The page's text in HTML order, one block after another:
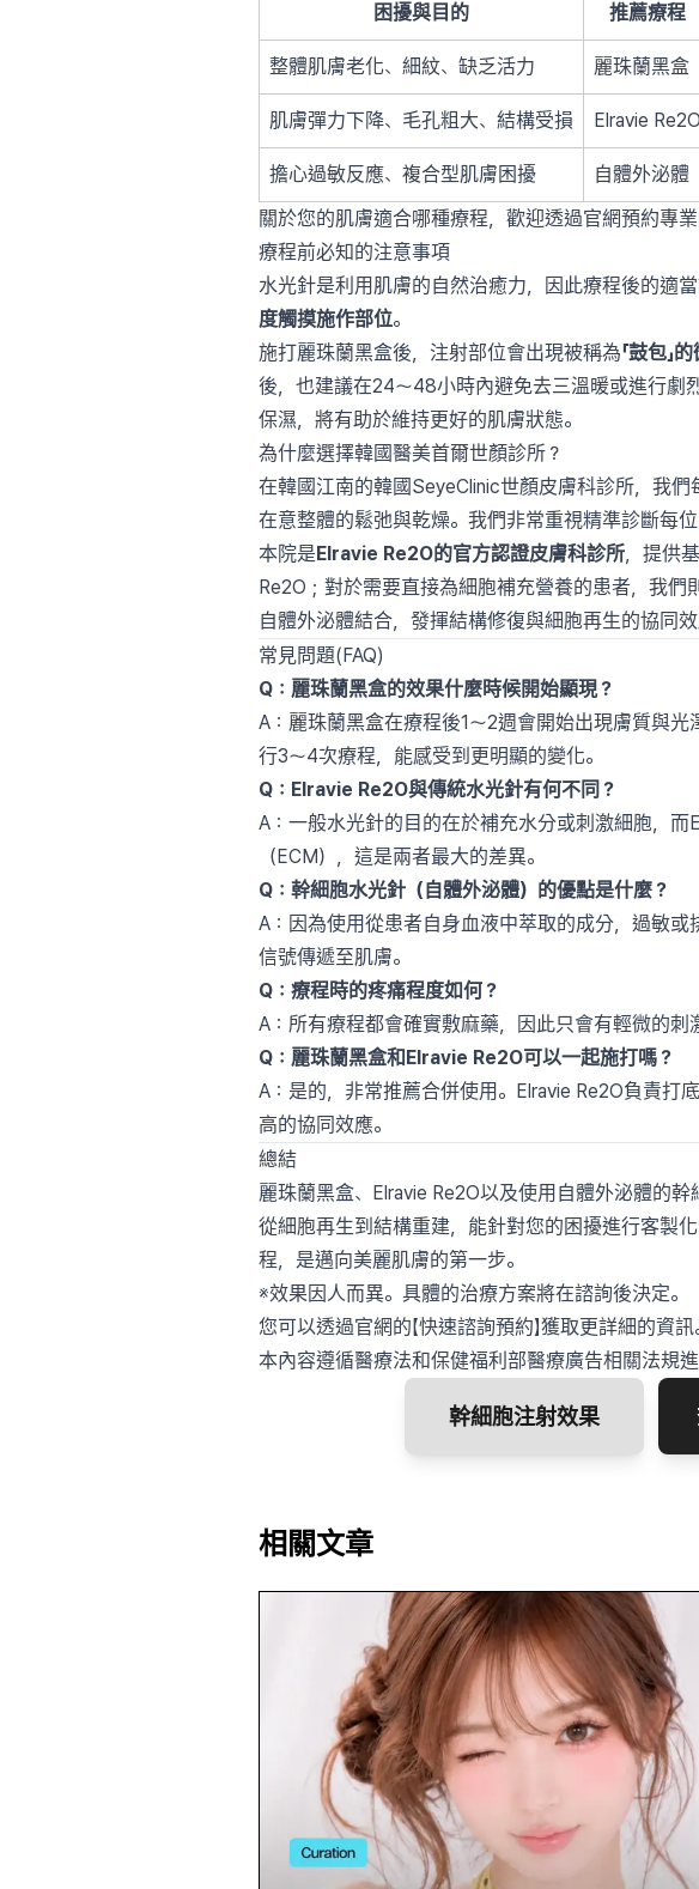
困擾與目的
推薦療程
整體肌膚老化、細紋、缺乏活力 麗珠蘭黑盒
肌膚彈力下降、毛孔粗大、結構受損 Elravie Re2O
擔心過敏反應、複合型肌膚困擾 自體外泌體
關於您的肌膚適合哪種療程，歡迎透過官網預約專業
療程前必知的注意事項
水光針是利用肌膚的自然治癒力，因此療程後的適
度觸摸施作部位。
施打麗珠蘭黑盒後，注射部位會出現被稱為「鼓包」
後，也建議在24〜48小時內避免去三溫暖或進行劇
保濕，將有助於維持更好的肌膚狀態。
為什麼選擇韓國醫美首爾世顏診所？
在韓國江南的韓國SeyeClinic世顏皮膚科診所，我
在意整體的鬆弛與乾燥。我們非常重視精準診斷每
本院是Elravie Re2O的官方認證皮膚科診所，提供
Re2O；對於需要直接為細胞補充營養的患者，我們
自體外泌體結合，發揮結構修復與細胞再生的協同
常見問題(FAQ)
Q：麗珠蘭黑盒的效果什麼時候開始顯現？
A：麗珠蘭黑盒在療程後1〜2週會開始出現膚質與
行3〜4次療程，能感受到更明顯的變化。
Q：Elravie Re2O與傳統水光針有何不同？
A：一般水光針的目的在於補充水分或刺激細胞，
（ECM），這是兩者最大的差異。
Q：幹細胞水光針（自體外泌體）的優點是什麼？
A：因為使用從患者自身血液中萃取的成分，過敏
信號傳遞至肌膚。
Q：療程時的疼痛程度如何？
A：所有療程都會確實敷麻藥，因此只會有輕微的
Q：麗珠蘭黑盒和Elravie Re2O可以一起施打嗎？
A：是的，非常推薦合併使用。Elravie Re2O負責
高的協同效應。
總結
麗珠蘭黑盒、Elravie Re2O以及使用自體外泌體的
從細胞再生到結構重建，能針對您的困擾進行客製化治
程，是邁向美麗肌膚的第一步。
※效果因人而異。具體的治療方案將在諮詢後決定。
您可以透過官網的【快速諮詢預約】獲取更詳細的資訊
本內容遵循醫療法和保健福利部醫療廣告相關法規進
幹細胞注射效果
相關文章